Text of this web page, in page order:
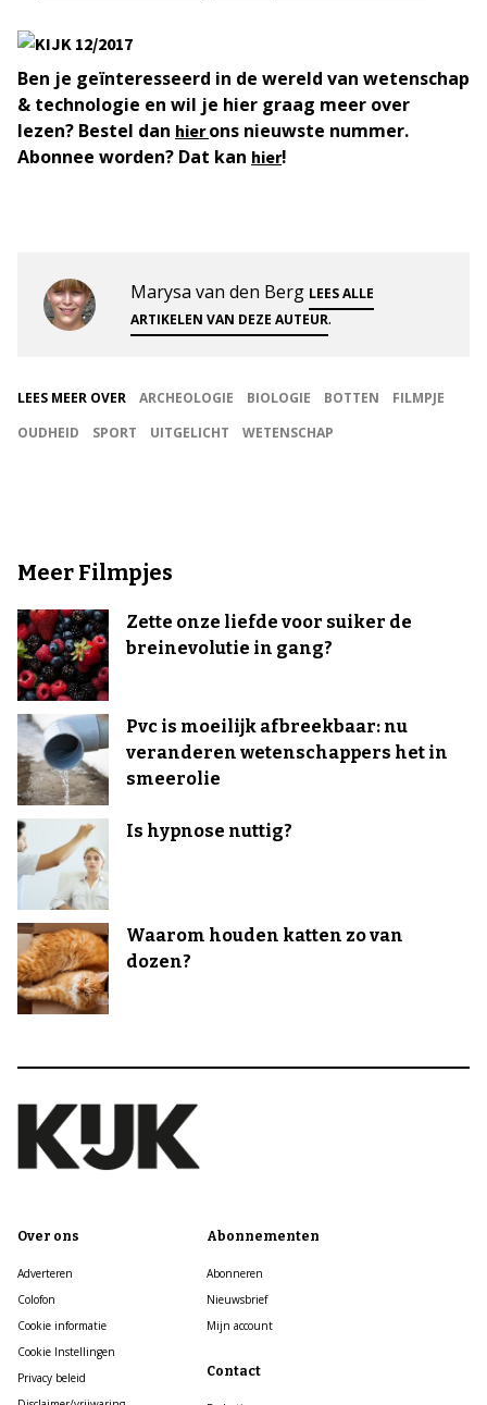
Ben je geïnteresseerd in de wereld van wetenschap
& technologie en wil je hier graag meer over
lezen? Bestel dan hierons nieuwste nummer.
Abonnee worden? Dat kan hier!
Marysa van den Berg LEES ALLE
ARTIKELEN VAN DEZE AUTEUR.
LEES MEER OVER ARCHEOLOGIE BIOLOGIE BOTTEN
FILMPJE
OUDHEID
SPORT UITGELICHT WETENSCHAP
Meer Filmpjes
Zette onze liefde voor suiker de
breinevolutie in gang?
Pvc is moeilijk afbreekbaar: nu
veranderen wetenschappers het in
smeerolie
Is hypnose nuttig?
Waarom houden katten zo van
dozen?
Over ons
Adverteren
Colofon
Cookie informatie
Cookie Instellingen
Privacy beleid
Abonnementen
Abonneren
Nieuwsbrief
Mijn account
Contact